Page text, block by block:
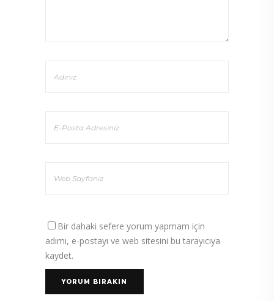
Bir dahaki sefere yorum yapmam için
adımı, e-postayı ve web sitesini bu tarayıcıya
kaydet.